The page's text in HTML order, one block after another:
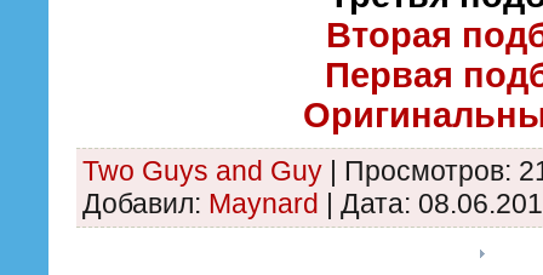
Вторая
Первая
Two Guys and Guy | Просмотров:
Добавил: Maynard | Дата: